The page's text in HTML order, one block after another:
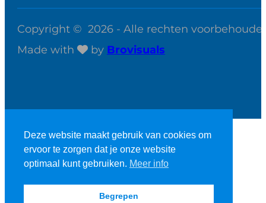
Deze website maakt gebruik van cookies om
ervoor te zorgen dat je onze website
optimaal kunt gebruiken. Meer info
Begrepen
Copyright © 2026 - Alle rechten
Made with
by Brovisuals
StudieBijbel account
Webshop account